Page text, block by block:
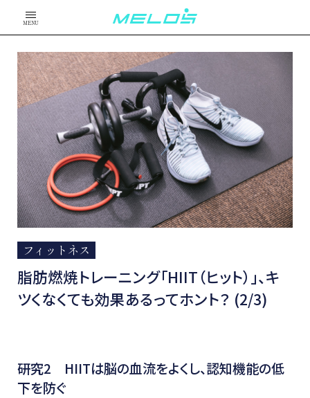
MENU
フィットネス
脂肪燃焼トレーニング「HIIT（ヒット）」、キ
ツくなくても効果あるってホント？ (2/3)
研究2 HIITは脳の血流をよくし、認知機能の低
下を防ぐ